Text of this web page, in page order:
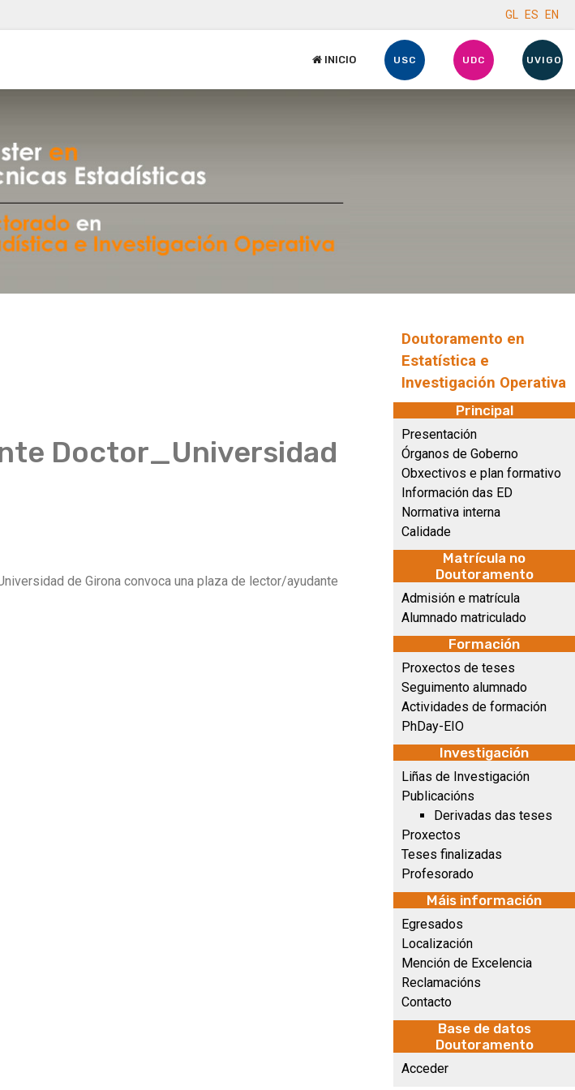
GL ES EN
INICIO USC UDC UVIGO
Doctor_Universidad
de Girona convoca una plaza de lector/ayudante
Doutoramento en
Estatística e
Investigación Operativa
Principal
Presentación
Órganos de Goberno
Obxectivos e plan formativo
Información das ED
Normativa interna
Calidade
Matrícula no
Doutoramento
Admisión e matrícula
Alumnado matriculado
Formación
Proxectos de teses
Seguimento alumnado
Actividades de formación
PhDay-EIO
Investigación
Liñas de Investigación
Publicacións
Derivadas das teses
Proxectos
Teses finalizadas
Profesorado
Máis información
Egresados
Localización
Mención de Excelencia
Reclamacións
Contacto
Base de datos
Doutoramento
Acceder